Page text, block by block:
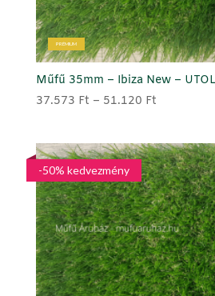
PRÉMIUM
Műfű 35mm – Ibiza New –
37.573 Ft – 51.120 Ft
51.120 Ft
-50% kedvezmény